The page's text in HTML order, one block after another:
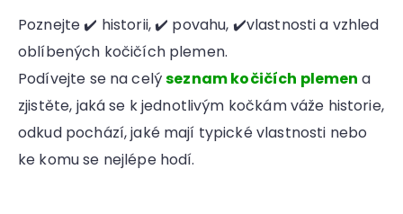
Poznejte ✔️ historii, ✔️ povahu, ✔️vlastnosti a vzhled
oblíbených kočičích plemen.
Podívejte se na celýseznam kočičích plemen a
zjistěte, jaká se k jednotlivým kočkám váže historie,
odkud pochází, jaké mají typické vlastnosti nebo
ke komu se nejlépe hodí.
e
n
a
j
í
t
?